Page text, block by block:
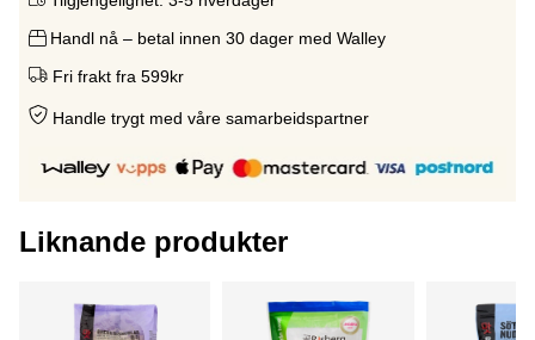
Handl nå – betal innen 30 dager med Walley
Fri frakt fra 599kr
Handle trygt med våre samarbeidspartner
Liknande produkter